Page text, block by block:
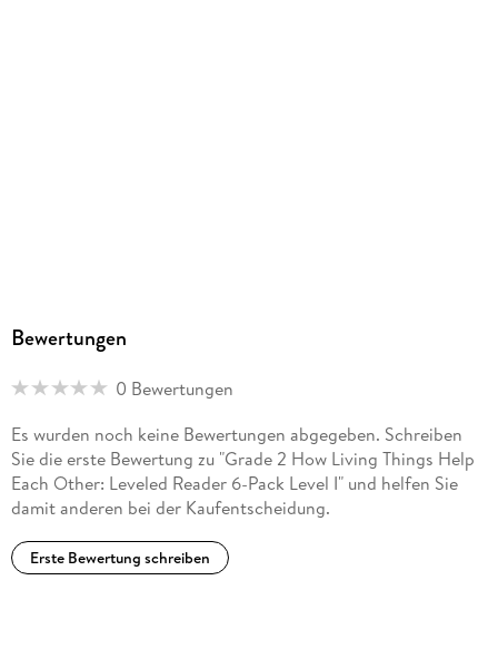
Bewertungen
0 Bewertungen
Es wurden noch keine Bewertungen abgegeben. Schreiben
Sie die erste Bewertung zu "Grade 2 How Living Things Help
Each Other: Leveled Reader 6-Pack Level I" und helfen Sie
damit anderen bei der Kaufentscheidung.
Erste Bewertung schreiben